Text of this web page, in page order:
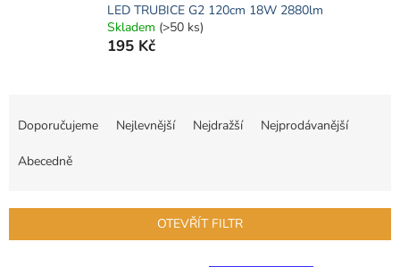
LED TRUBICE G2 120cm 18W 2880lm
Skladem (>50 ks)
195 Kč
í
r
Doporučujeme Nejlevnější Nejdražší Nejprodávanější
Abecedně
OTEVŘÍT FILTR